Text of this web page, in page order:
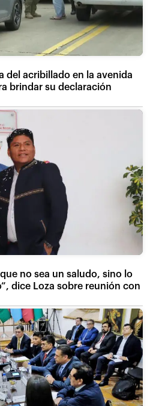
del acribillado en la avenida
brindar su declaración
no sea un saludo, sino lo
dice Loza sobre reunión con